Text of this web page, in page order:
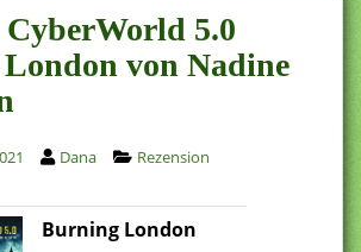
CyberWorld 5.0
von Nadine
Dana Rezension
Burning London